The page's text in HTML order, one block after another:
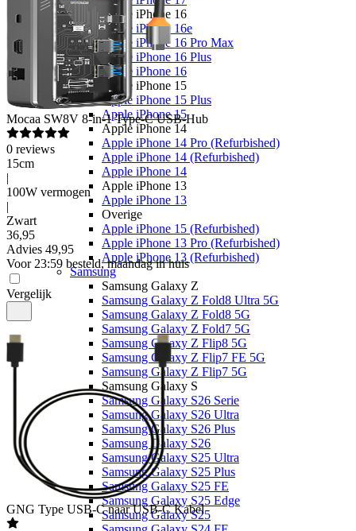
Apple iPhone 16
Apple iPhone 16e
Apple iPhone 16 Pro Max
Apple iPhone 16 Plus
Apple iPhone 16
Apple iPhone 15
Apple iPhone 15 Plus
Apple iPhone 15
Apple iPhone 14
Apple iPhone 14 Pro (Refurbished)
Apple iPhone 14 (Refurbished)
Apple iPhone 14
Apple iPhone 13
Apple iPhone 13
Overige
Apple iPhone 15 (Refurbished)
Apple iPhone 13 Pro (Refurbished)
Apple iPhone 13 (Refurbished)
Samsung
Samsung Galaxy Z
Samsung Galaxy Z Fold8 Ultra 5G
Samsung Galaxy Z Fold8 5G
Samsung Galaxy Z Fold7 5G
Samsung Galaxy Z Flip8 5G
Samsung Galaxy Z Flip7 FE 5G
Samsung Galaxy Z Flip7 5G
Samsung Galaxy S
Samsung Galaxy S26 Serie
Samsung Galaxy S26 Ultra
Samsung Galaxy S26 Plus
Samsung Galaxy S26
Samsung Galaxy S25 Ultra
Samsung Galaxy S25 Plus
Samsung Galaxy S25 FE
Samsung Galaxy S25 Edge
Samsung Galaxy S25
Mocaa SW8V 8-in-1 Type-C USB-Hub
0 reviews
15cm
|
100W vermogen
|
Zwart
36,95
Advies 49,95
Voor 23:59 besteld, maandag in huis
Vergelijk
GNG Type USB-C naar USB-C Kabel